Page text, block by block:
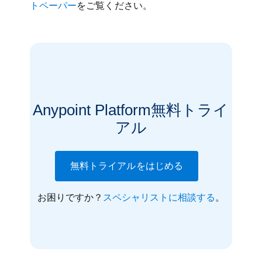
トペーパーをご覧ください。
Anypoint Platform無料トライ
アル
無料トライアルをはじめる
お困りですか？ スペシャリストに相談する。